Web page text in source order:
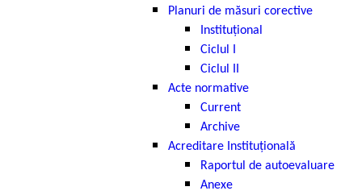
Planuri de măsuri corective
Instituțional
Ciclul I
Ciclul II
Acte normative
Current
Archive
Acreditare Instituțională
Raportul de autoevaluare
Anexe